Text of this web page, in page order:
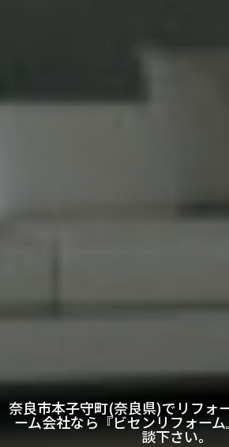
奈良市本子守町(奈良県)でリフォ
ーム会社なら『ビセンリフォー
談下さい。